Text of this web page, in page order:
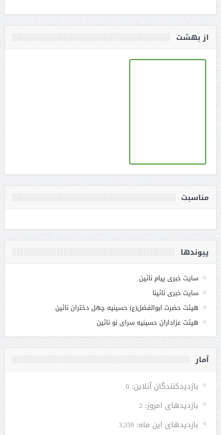
از بهشت
مناسبت
پیوندها
سایت خبری پیام نائین
سایت خبری نائینا
هیئت حضرت ابوالفضل(ع) حسینیه چهل دختران نائین
هیئت عزاداران حسینیه سرای نو نائین
آمار
بازدیدکنندگان آنلاین: 0
بازدیدهای امروز: 2
بازدیدهای این ماه: 3,359